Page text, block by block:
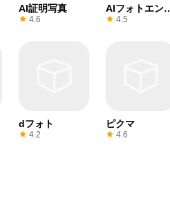
AI証明写真
4.6
AIフォトエン
ンサー
4.5
dフォト
4.2
ピクマ
4.6